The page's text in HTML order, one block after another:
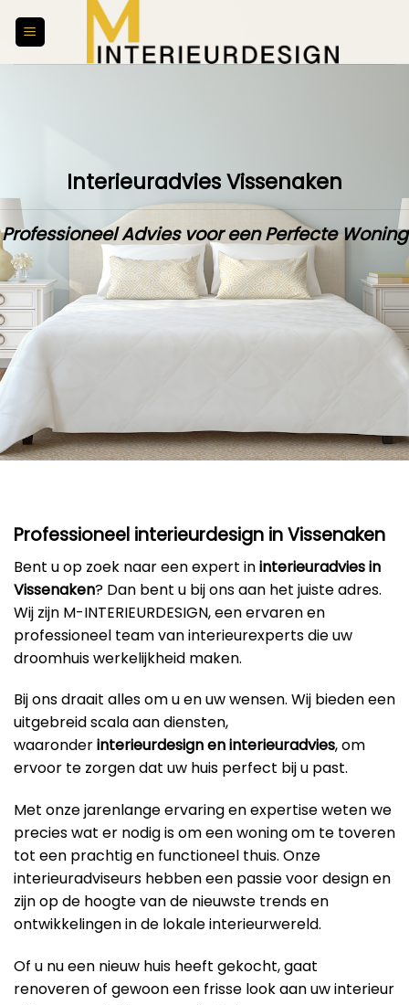
Interieuradvies Vissenaken
Professioneel Advies voor een Perfecte Woning
Professioneel interieurdesign in Vissenaken
Bent u op zoek naar een expert ininterieuradvies in
Vissenaken? Dan bent u bij ons aan het juiste adres.
Wij zijn M-INTERIEURDESIGN, een ervaren en
professioneel team van interieurexperts die uw
droomhuis werkelijkheid maken.
Bij ons draait alles om u en uw wensen. Wij bieden een
uitgebreid scala aan diensten,
waaronderinterieurdesign en interieuradvies, om
ervoor te zorgen dat uw huis perfect bij u past.
Met onze jarenlange ervaring en expertise weten we
precies wat er nodig is om een woning om te toveren
tot een prachtig en functioneel thuis. Onze
interieuradviseurs hebben een passie voor design en
zijn op de hoogte van de nieuwste trends en
ontwikkelingen in de lokale interieurwereld.
Of u nu een nieuw huis heeft gekocht, gaat
renoveren of gewoon een frisse look aan uw interieur